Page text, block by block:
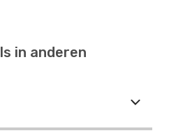
in anderen